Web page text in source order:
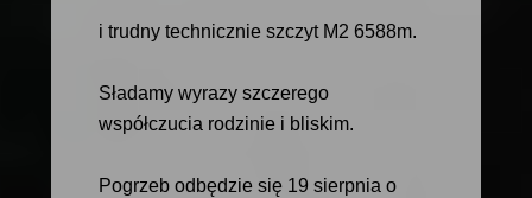
i trudny technicznie szczyt M2 6588m.
Sładamy wyrazy szczerego
współczucia rodzinie i bliskim.
Pogrzeb odbędzie się 19 sierpnia o